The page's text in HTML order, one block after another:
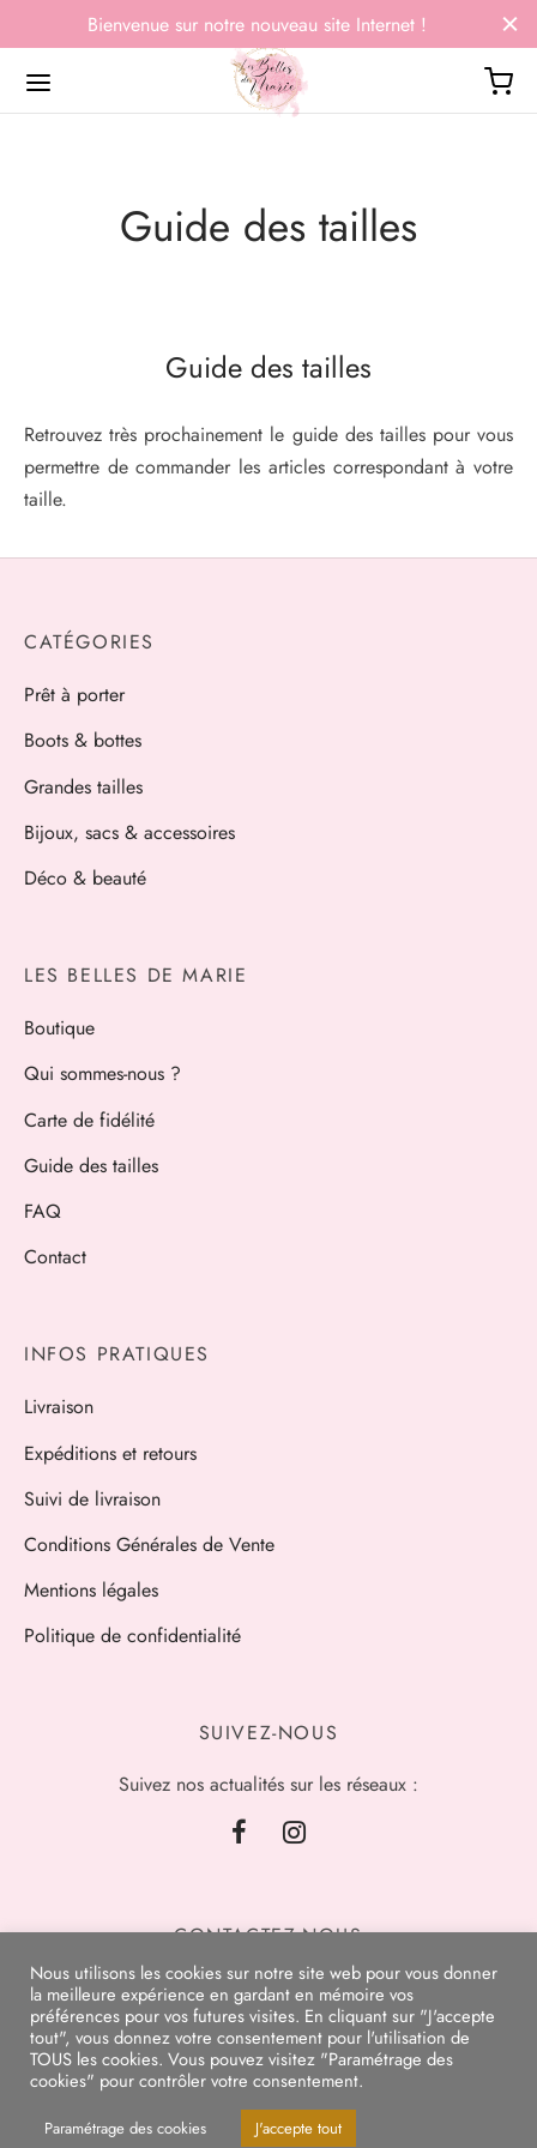
Les Belles de Marie, prêt à porter tailles standards et grandes tailles, chaussures,
Bienvenue sur notre nouveau site Internet !
Guide des tailles
Guide des tailles
Retrouvez très prochainement le guide des tailles pour vous
permettre de commander les articles correspondant à votre
taille.
CATÉGORIES
Prêt à porter
Boots & bottes
Grandes tailles
Bijoux, sacs & accessoires
Déco & beauté
LES BELLES DE MARIE
Boutique
Qui sommes-nous ?
Carte de fidélité
Guide des tailles
FAQ
Contact
INFOS PRATIQUES
Livraison
Expéditions et retours
Suivi de livraison
Conditions Générales de Vente
Mentions légales
Politique de confidentialité
SUIVEZ-NOUS
Suivez nos actualités sur les réseaux :
CONTACTEZ-NOUS
et tuniques
gilets
et jupes
leggings
d’oreille
/ chapeaux
/ Echarpes
du monde
de soins de la Mer Morte
Nous utilisons les cookies sur notre site web pour vous donner
la meilleure expérience en gardant en mémoire vos
préférences pour vos futures visites. En cliquant sur "J'accepte
tout", vous donnez votre consentement pour l'utilisation de
TOUS les cookies. Vous pouvez visitez "Paramétrage des
cookies" pour contrôler votre consentement.
Paramétrage des cookies J'accepte tout